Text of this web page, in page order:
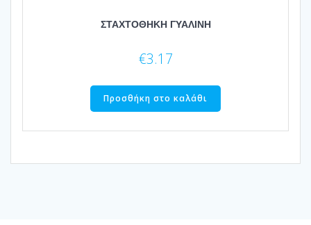
ΣΤΑΧΤΟΘΗΚΗ ΓΥΑΛΙΝΗ
€3.17
Προσθήκη στο καλάθι